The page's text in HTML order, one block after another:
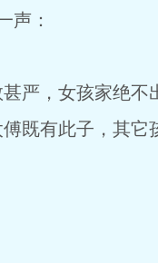
：
，女孩家绝不
既有此子，其它